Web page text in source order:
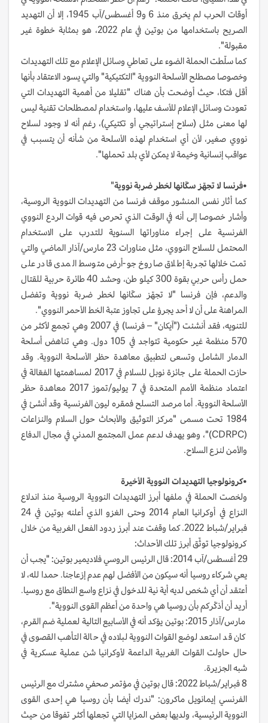
أوقات الحرب لم يخرق منذ 6 و9 أغسطس/آب 1945، إلا أن التهديد
الصريح باستخدامها من بوتين في عام 2022، هو بمثابة خطوة غير
مقبولة".
كما سلّطت الحملة الضوء على تعاطي وسائل الإعلام مع تلك التهديدات
وخصوصا مصطلح الأسلحة النووية "التكتيكية" والتي يسود الاعتقاد بأنها
أقل فتكا، حيث أوضحت بأن هناك "تقليلا من أهمية التهديدات التي
تعودت وسائل الإعلام للأسف عليها، واستخدام لمصطلحات تقنية ليس
لها معنى مثل (سلاح إستراتيجي أو تكتيكي)، رغم أنه لا وجود لسلاح
نووي صغير، لأن أي استخدام لهذه الأسلحة من شأنه أن يتسبب في
عواقب إنسانية وخيمة لا يمكن لأي بلد تحملها".
•فرنسا لا تجهّز سكّانها لخطر ضربة نووية"
كما أثار نفس المنشور موقف فرنسا من التهديدات النووية الروسية،
وأشار خصوصا إلى أنه في الوقت الذي تحرص فيه قوات الردع النووي
الفرنسية على إجراء مناوراتها السنوية للتدرب على الاستخدام
المحتمل للسلاح النووي، مثل مناورات 23 مارس/آذار الماضي والتي
تمت خلالها تجربة إطلاق صاروخ جو-أرض متوسط المدى قادر على
حمل رأس حربي بقوة 300 كيلو طن، وحشد 40 طائرة حربية للقتال
والدعم، فإن فرنسا "لا تجهّز سكّانها لخطر ضربة نووية وتفضل
المراهنة على أن لا أحد يجرؤ على تجاوز عتبة الخط الأحمر النووي".
للتنويه، فقد أنشئت ("آيكان" – فرنسا) في 2007 وهي تجمع لأكثر من
570 منظمة غير حكومية تتواجد في 105 دول. وهي تناهض أسلحة
الدمار الشامل وتسعى لتطبيق معاهدة حظر الأسلحة النووية. وقد
حازت الحملة على جائزة نوبل للسلام في 2017 لمساهمتها الفعّالة في
اعتماد منظمة الأمم المتحدة في 7 يوليو/تموز 2017 معاهدة حظر
الأسلحة النووية. أما مرصد التسلح فمقره ليون الفرنسية وقد أنشئ في
1984 تحت مسمى "مركز التوثيق والأبحاث حول السلام والنزاعات
(CDRPC)"، وهو يهدف لدعم عمل المجتمع المدني في مجال الدفاع
والأمن لنزع السلاح.
•كرونولوجيا التهديدات النووية الأخيرة
ولخصت الحملة في ملفها أبرز التهديدات النووية الروسية منذ اندلاع
النزاع في أوكرانيا العام 2014 وحتى الغزو الذي أعلنه بوتين في 24
فبراير/شباط 2022. كما وقفت عند أبرز ردود الفعل الغربية من خلال
كرونولوجيا توثّق أبرز تلك الأحداث:
29 أغسطس/آب 2014: قال الرئيس الروسي فلاديمير بوتين: "يجب أن
يعي شركاء روسيا أنه سيكون من الأفضل لهم عدم إزعاجنا. حمدا لله، لا
أعتقد أن أي شخص لديه أية نية للدخول في نزاع واسع النطاق مع روسيا.
أريد أن أذكّركم بأن روسيا هي واحدة من أعظم القوى النووية".
مارس/آذار 2015: بوتين يؤكد أنه في الأسابيع التالية لعملية ضم القرم،
كان قد استعد لوضع القوات النووية لبلاده في حالة التأهب القصوى في
حال حاولت القوات الغربية الداعمة لأوكرانيا شن عملية عسكرية في
شبه الجزيرة.
8 فبراير/شباط 2022: قال بوتين في مؤتمر صحفي مشترك مع الرئيس
الفرنسي إيمانويل ماكرون: "ندرك أيضا بأن روسيا هي إحدى القوى
النووية الرئيسية، ولديها بعض المزايا التي تجعلها أكثر تفوقا من حيث